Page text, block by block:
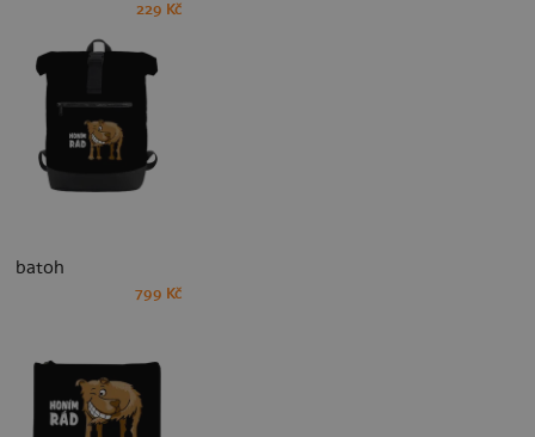
229 Kč
batoh
799 Kč